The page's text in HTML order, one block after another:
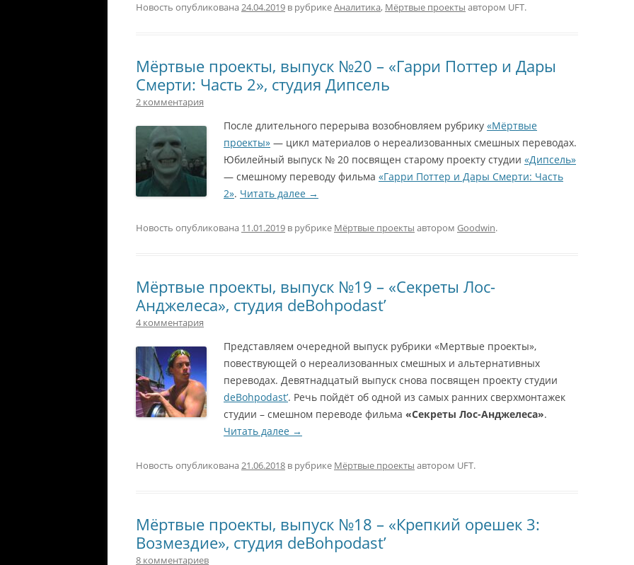
Новость опубликована24.04.2019 в рубрикеАналитика, Мёртвые проекты автором UFT.
Мёртвые проекты, выпуск №20 – «Гарри Поттер и Дары
Смерти: Часть 2», студия Дипсель
2 комментария
После длительного перерыва возобновляем рубрику «Мёртвые
проекты» — цикл материалов о нереализованных смешных переводах.
Юбилейный выпуск № 20 посвящен старому проекту студии «Дипсель»
— смешному переводу фильма «Гарри Поттер и Дары Смерти: Часть
2». Читать далее →
Новость опубликована 11.01.2019 в рубрике Мёртвые проекты автором Goodwin.
Мёртвые проекты, выпуск №19 – «Секреты Лос-
Анджелеса», студия deBohpodast’
4 комментария
Представляем очередной выпуск рубрики «Мертвые проекты»,
повествующей о нереализованных смешных и альтернативных
переводах. Девятнадцатый выпуск снова посвящен проекту студии
deBohpodast’. Речь пойдёт об одной из самых ранних сверхмонтажек
студии – смешном переводе фильма «Секреты Лос-Анджелеса».
Читать далее →
Новость опубликована21.06.2018 в рубрике Мёртвые проекты автором UFT.
Мёртвые проекты, выпуск №18 – «Крепкий орешек 3:
Возмездие», студия deBohpodast’
8 комментариев